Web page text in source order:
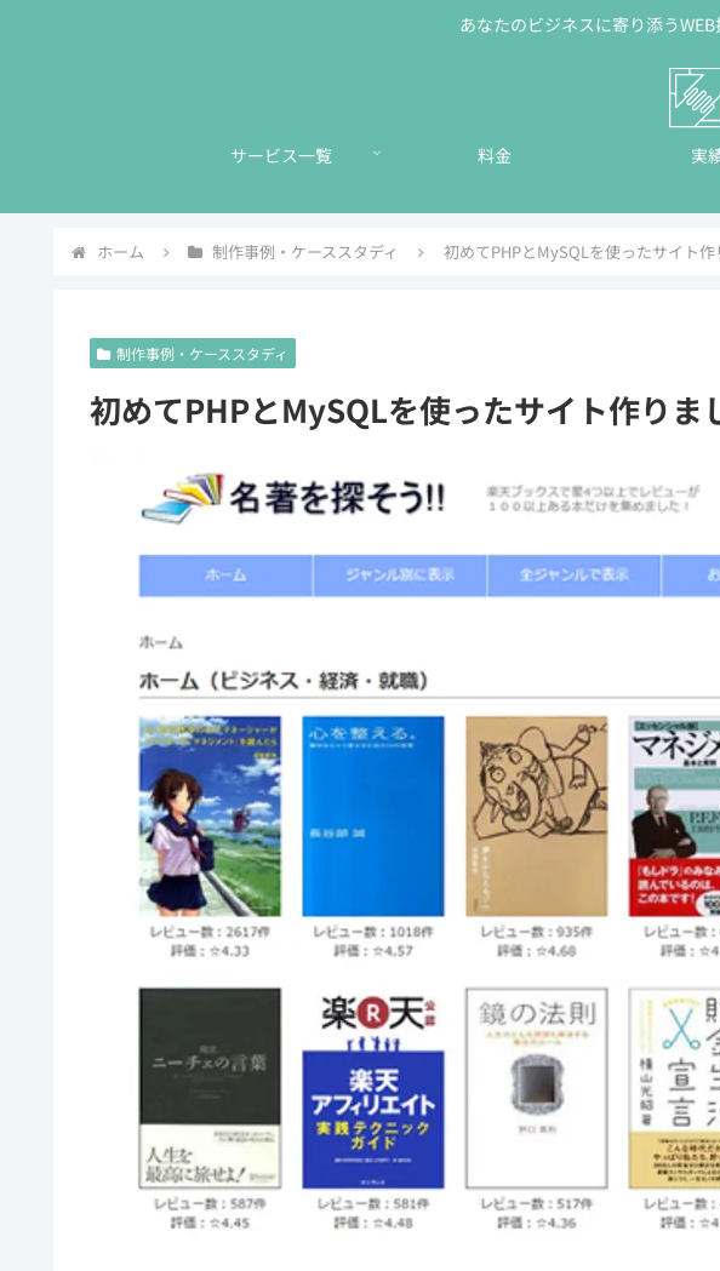
あなたのビジネスに寄り添う
サービス一覧 料金 実
ホーム 制作事例・ケーススタディ 初めてPHPとMySQLを使ったサイト作
制作事例・ケーススタディ
初めてPHPとMySQLを使ったサイト作りま